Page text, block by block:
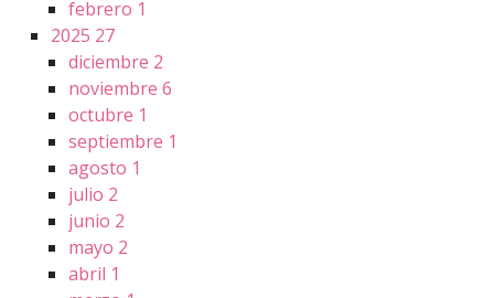
febrero 1
2025 27
diciembre 2
noviembre 6
octubre 1
septiembre 1
agosto 1
julio 2
junio 2
mayo 2
abril 1